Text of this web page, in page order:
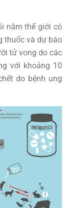
năm thế giới có
thuốc và dự báo
tử vong do các
với khoảng 10
do bệnh ung